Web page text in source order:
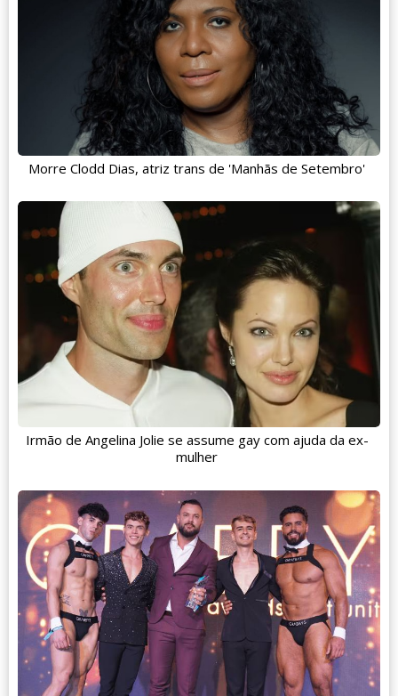
Morre Clodd Dias, atriz trans de 'Manhãs de Setembro'
Irmão de Angelina Jolie se assume gay com ajuda da ex-
mulher